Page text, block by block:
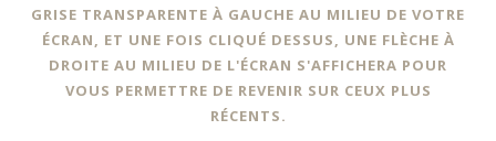
GRISE TRANSPARENTE À GAUCHE AU MILIEU DE VOTRE
ÉCRAN, ET UNE FOIS CLIQUÉ DESSUS, UNE FLÈCHE À
DROITE AU MILIEU DE L'ÉCRAN S'AFFICHERA POUR
VOUS PERMETTRE DE REVENIR SUR CEUX PLUS
RÉCENTS.